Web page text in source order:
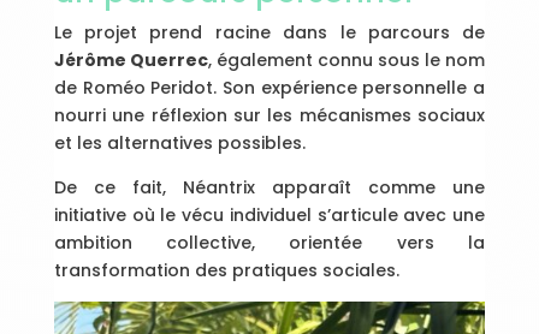
Le projet prend racine dans le parcours de
Jérôme Querrec, également connu sous le nom
de Roméo Peridot. Son expérience personnelle a
nourri une réflexion sur les mécanismes sociaux
et les alternatives possibles.
De ce fait, Néantrix apparaît comme une
initiative où le vécu individuel s’articule avec une
ambition collective, orientée vers la
transformation des pratiques sociales.